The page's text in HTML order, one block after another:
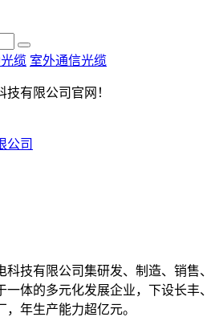
缆 室外通信光缆
有限公司官网！
科技有限公司集研发、制造、销售、
一体的多元化发展企业，下设长丰、
，年生产能力超亿元。